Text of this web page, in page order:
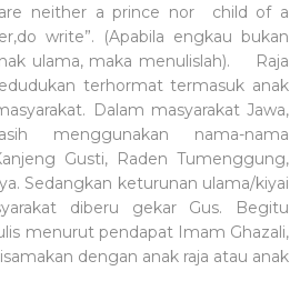
neither a prince nor child of a
write”. (Apabila engkau bukan
ulama, maka menulislah). Raja
terhormat termasuk anak
Dalam masyarakat Jawa,
menggunakan nama-nama
Gusti, Raden Tumenggung,
Sedangkan keturunan ulama/kiyai
diberu gekar Gus. Begitu
menurut pendapat Imam Ghazali,
dengan anak raja atau anak